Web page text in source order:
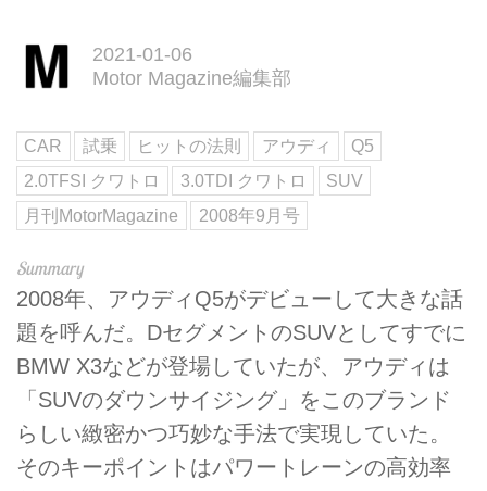
2021-01-06
Motor Magazine編集部
CAR 試乗 ヒットの法則 アウディ
Q5
2.0TFSI クワトロ
3.0TDI クワトロ
SUV
月刊MotorMagazine
2008年9月号
2008年、アウディQ5がデビューして大きな話
題を呼んだ。DセグメントのSUVとしてすでに
BMW X3などが登場していたが、アウディは
「SUVのダウンサイジング」をこのブランド
らしい緻密かつ巧妙な手法で実現していた。
そのキーポイントはパワートレーンの高効率